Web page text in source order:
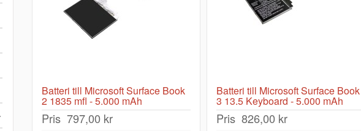
Batteri till Microsoft Surface Book
2 1835 mfl - 5.000 mAh
Pris 797,00 kr
Batteri till Microsoft Surface Book
3 13.5 Keyboard - 5.000 mAh
Pris 826,00 kr